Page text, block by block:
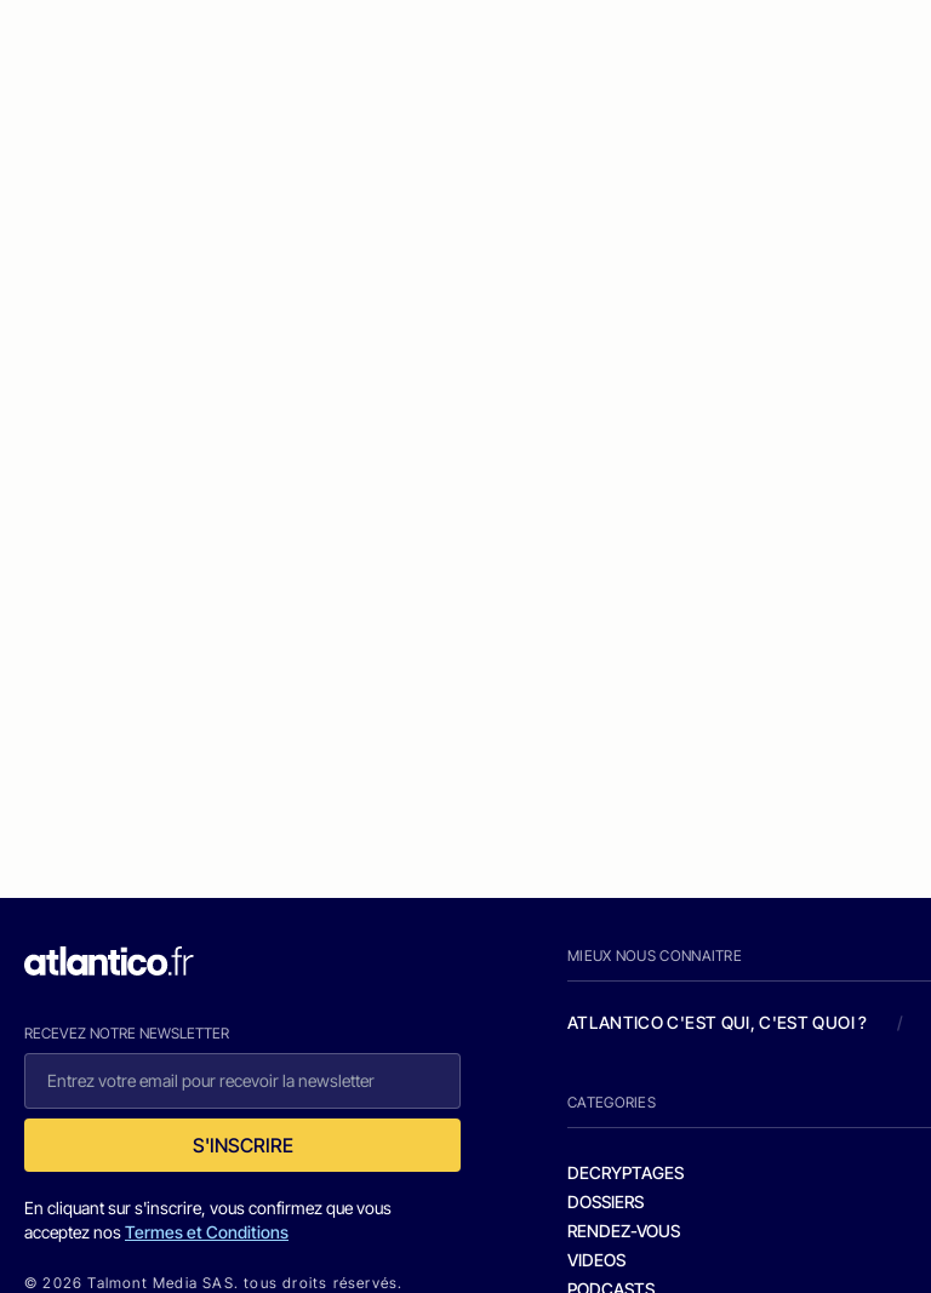
RECEVEZ NOTRE NEWSLETTER
S'INSCRIRE
En cliquant sur s'inscrire, vous confirmez que vous
acceptez nosTermes et Conditions
© 2026 Talmont Media SAS. tous droits réservés.
MIEUX NOUS CONNAITRE
ATLANTICO C'EST QUI, C'EST QUOI ? /
CATEGORIES
DECRYPTAGES
DOSSIERS
RENDEZ-VOUS
VIDEOS
PODCASTS